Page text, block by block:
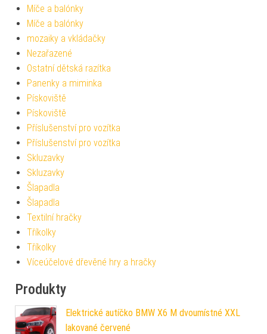
Míče a balónky
Míče a balónky
mozaiky a vkládačky
Nezařazené
Ostatní dětská razítka
Panenky a miminka
Pískoviště
Pískoviště
Příslušenství pro vozítka
Příslušenství pro vozítka
Skluzavky
Skluzavky
Šlapadla
Šlapadla
Textilní hračky
Tříkolky
Tříkolky
Víceúčelové dřevěné hry a hračky
Produkty
Elektrické autíčko BMW X6 M dvoumístné XXL
lakované červené